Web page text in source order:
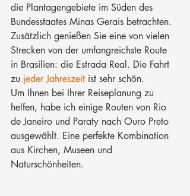
die Plantagengebiete im Süden des
Bundesstaates Minas Gerais betrachten.
Zusätzlich genießen Sie eine von vielen
Strecken von der umfangreichste Route
in Brasilien: die Estrada Real. Die Fahrt
zu jeder Jahreszeit ist sehr schön.
Um Ihnen bei Ihrer Reiseplanung zu
helfen, habe ich einige Routen von Rio
de Janeiro und Paraty nach Ouro Preto
ausgewählt. Eine perfekte Kombination
aus Kirchen, Museen und
Naturschönheiten.